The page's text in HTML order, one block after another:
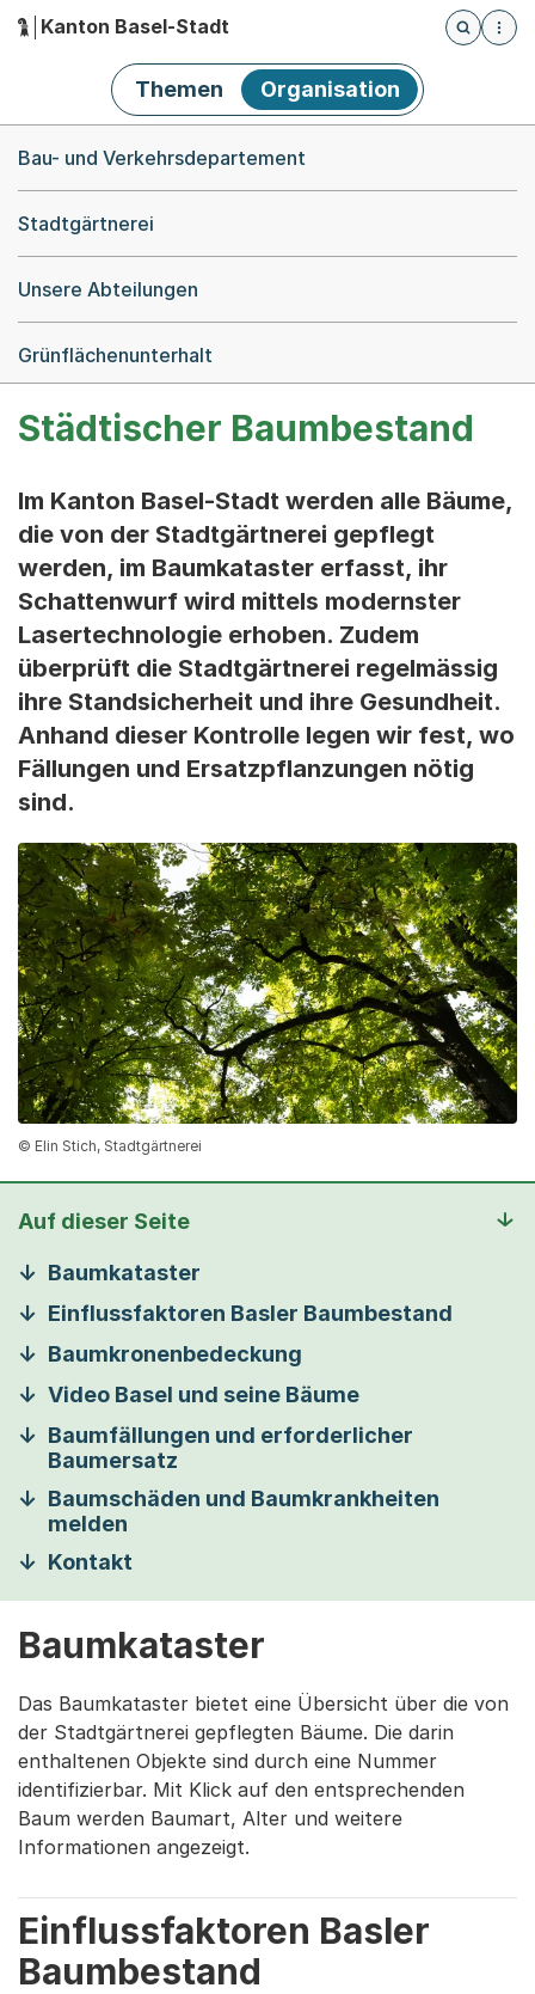
Hauptnavigation
Kanton Basel-Stadt
Öffnet
Themen Organisation
Bau- und Verkehrsdepartement
Stadtgärtnerei
Unsere Abteilungen
Grünflächenunterhalt
Städtischer Baumbestand
Im Kanton Basel-Stadt werden alle Bäume,
die von der Stadtgärtnerei gepflegt
werden, im Baumkataster erfasst, ihr
Schattenwurf wird mittels modernster
Lasertechnologie erhoben. Zudem
überprüft die Stadtgärtnerei regelmässig
ihre Standsicherheit und ihre Gesundheit.
Anhand dieser Kontrolle legen wir fest, wo
Fällungen und Ersatzpflanzungen nötig
sind.
© Elin Stich, Stadtgärtnerei
Auf dieser Seite
Baumkataster
Einflussfaktoren Basler Baumbestand
Baumkronenbedeckung
Video Basel und seine Bäume
Baumfällungen und erforderlicher
Baumersatz
Baumschäden und Baumkrankheiten
melden
Kontakt
Baumkataster
Das Baumkataster bietet eine Übersicht über die von
der Stadtgärtnerei gepflegten Bäume. Die darin
enthaltenen Objekte sind durch eine Nummer
identifizierbar. Mit Klick auf den entsprechenden
Baum werden Baumart, Alter und weitere
Informationen angezeigt.
Einflussfaktoren Basler
Baumbestand